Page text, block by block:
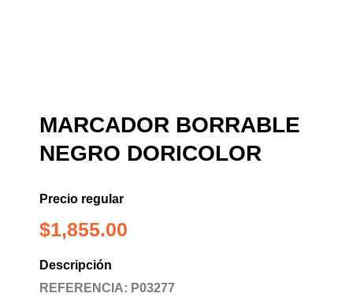
MARCADOR BORRABLE
NEGRO DORICOLOR
Precio regular
$1,855.00
Descripción
REFERENCIA: P03277